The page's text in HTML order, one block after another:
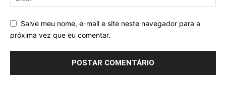
Salve meu nome, e-mail e site neste navegador para a
próxima vez que eu comentar.